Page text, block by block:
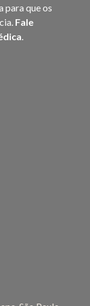
para que os
Fale
.